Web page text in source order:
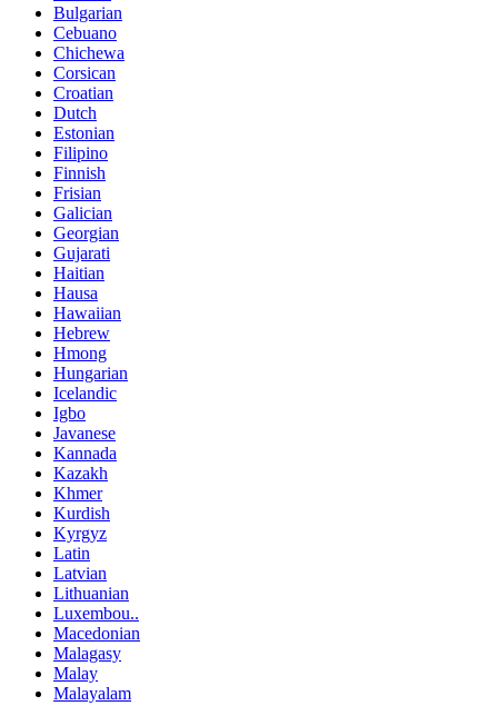
Bulgarian
Cebuano
Chichewa
Corsican
Croatian
Dutch
Estonian
Filipino
Finnish
Frisian
Galician
Georgian
Gujarati
Haitian
Hausa
Hawaiian
Hebrew
Hmong
Hungarian
Icelandic
Igbo
Javanese
Kannada
Kazakh
Khmer
Kurdish
Kyrgyz
Latin
Latvian
Lithuanian
Luxembou..
Macedonian
Malagasy
Malay
Malayalam